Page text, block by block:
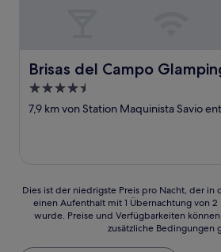
Brisas del Campo
Brisas del Campo Glamping
4.5-
Sterne-
7,9 km von Station Maquinista Savio
Dies
der
Preis
Dies ist der niedrigste Preis pro Nacht, der in
einen Aufenthalt mit 1 Übernachtung von
wurde. Preise und Verfügbarkeiten
zusätzliche Bedingungen